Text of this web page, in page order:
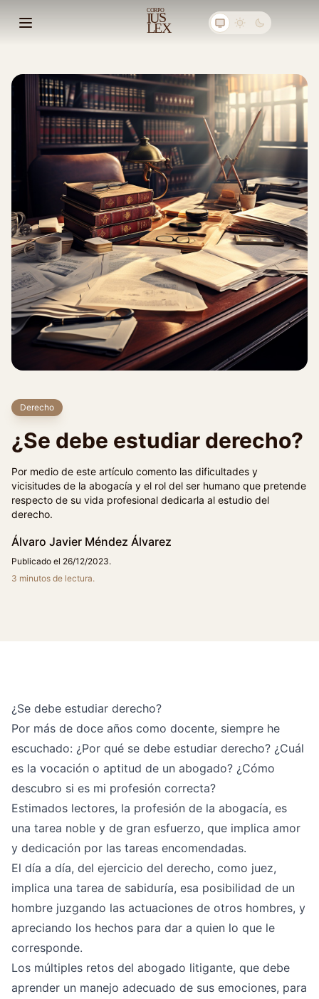
Abrir menú principal
US
I
LEX
CORPO
Derecho
¿Se debe estudiar derecho?
Por medio de este artículo comento las dificultades y
vicisitudes de la abogacía y el rol del ser humano que pretende
respecto de su vida profesional dedicarla al estudio del
derecho.
Álvaro Javier Méndez Álvarez
Publicado el 26/12/2023.
3 minutos de lectura.
¿Se debe estudiar derecho?
Por más de doce años como docente, siempre he
escuchado: ¿Por qué se debe estudiar derecho? ¿Cuál
es la vocación o aptitud de un abogado? ¿Cómo
descubro si es mi profesión correcta?
Estimados lectores, la profesión de la abogacía, es
una tarea noble y de gran esfuerzo, que implica amor
y dedicación por las tareas encomendadas.
El día a día, del ejercicio del derecho, como juez,
implica una tarea de sabiduría, esa posibilidad de un
hombre juzgando las actuaciones de otros hombres, y
apreciando los hechos para dar a quien lo que le
corresponde.
Los múltiples retos del abogado litigante, que debe
aprender un manejo adecuado de sus emociones, para